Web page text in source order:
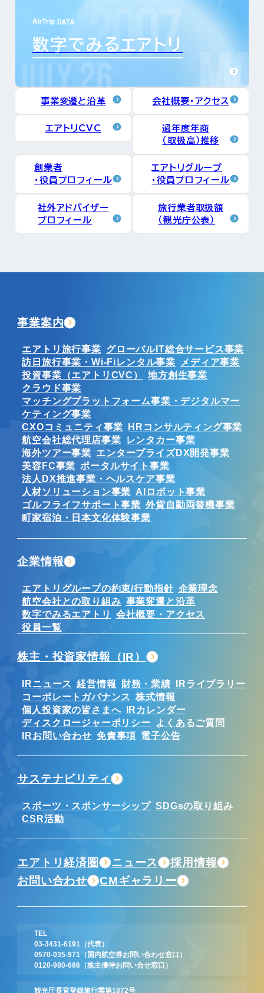
数字でみるエアトリ
事業変遷と沿革 会社概要・アクセス
エアトリCVC
過年度年商
（取扱高）推移
創業者
・役員プロフィール
エアトリグループ
・役員プロフィール
社外アドバイザー
プロフィール
旅行業者取扱額
（観光庁公表）
TEL
03-3431-6191
（代表）
0570-035-971
（国内航空券お問い合わせ窓口）
0120-980-686 （株主優待お問い合せ窓口）
観光庁長官登録旅行業第1872号
事業案内
エアトリ旅行事業 グローバルIT総合サービス事業
訪日旅行事業・Wi-Fiレンタル事業
メディア事業
投資事業（エアトリCVC）
地方創生事業
クラウド事業
マッチングプラットフォーム事業・デジタルマー
ケティング事業
CXOコミュニティ事業 HRコンサルティング事業
航空会社総代理店事業
レンタカー事業
海外ツアー事業 エンタープライズDX開発事業
美容FC事業 ポータルサイト事業
法人DX推進事業・ヘルスケア事業
人材ソリューション事業 AIロボット事業
ゴルフライフサポート事業 外貨自動両替機事業
町家宿泊・日本文化体験事業
企業情報
エアトリグループの約束/行動指針 企業理念
航空会社との取り組み 事業変遷と沿革
数字でみるエアトリ
会社概要・アクセス
役員一覧
株主・投資家情報（IR）
IRニュース 経営情報 財務・業績 IRライブラリー
コーポレートガバナンス
株式情報
個人投資家の皆さまへ IRカレンダー
ディスクロージャーポリシー
よくあるご質問
IRお問い合わせ 免責事項 電子公告
サステナビリティ
スポーツ・スポンサーシップ SDGsの取り組み
CSR活動
エアトリ経済圏 ニュース
採用情報
お問い合わせ
CMギャラリー